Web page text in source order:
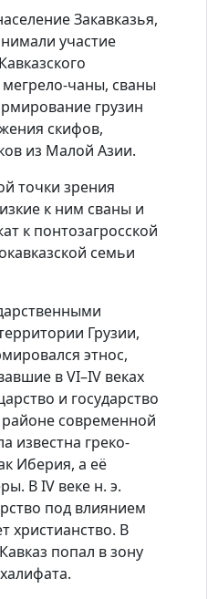
Закавказья,
участие
чаны, сваны
грузин
скифов,
из Малой Азии.
точки зрения
к ним сваны и
к понтозагросской
семьи
Грузии,
этнос,
в VI–IV веках
и государство
современной
известна греко-
Иберия, а её
В IV веке н. э.
под влиянием
христианство. В
попал в зону